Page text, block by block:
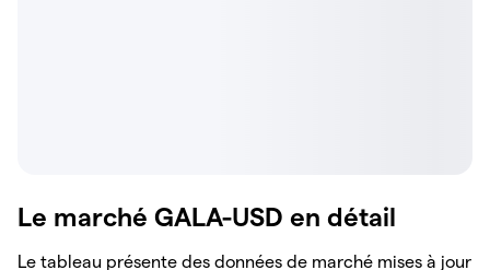
Le marché GALA-USD en détail
Le tableau présente des données de marché mises à jour